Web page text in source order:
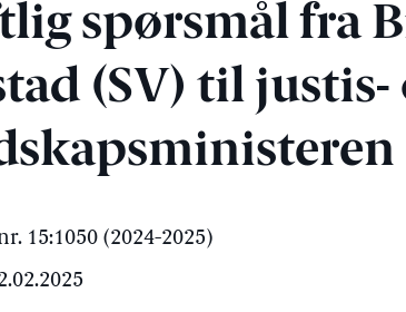
spørsmål fra
(SV) til justis-
15:1050 (2024-2025)